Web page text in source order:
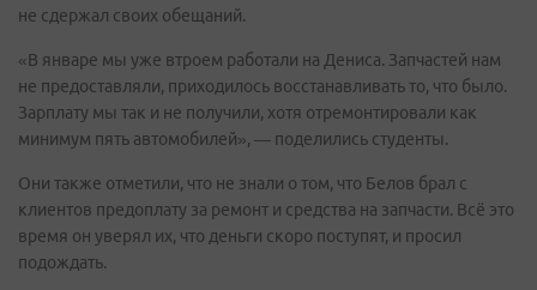
не сдержал своих обещаний.
«В январе мы уже втроем работали на Дениса. Запчастей нам
не предоставляли, приходилось восстанавливать то, что было.
Зарплату мы так и не получили, хотя отремонтировали как
минимум пять автомобилей», — поделились студенты.
Они также отметили, что не знали о том, что Белов брал с
клиентов предоплату за ремонт и средства на запчасти. Всё это
время он уверял их, что деньги скоро поступят, и просил
подождать.